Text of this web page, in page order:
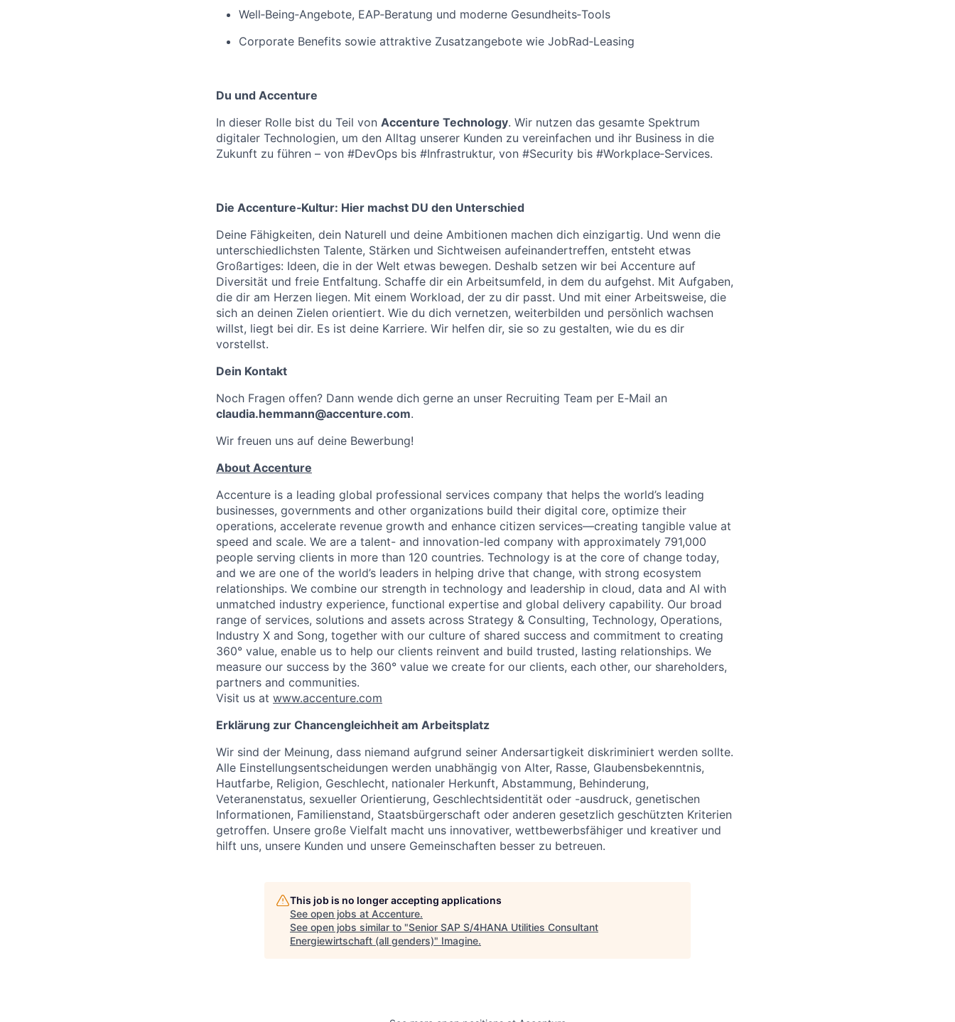
Well‑Being‑Angebote, EAP‑Beratung und moderne Gesundheits‑Tools
Corporate Benefits sowie attraktive Zusatzangebote wie JobRad‑Leasing
Du und Accenture
In dieser Rolle bist du Teil von Accenture Technology. Wir nutzen das gesamte Spektrum
digitaler Technologien, um den Alltag unserer Kunden zu vereinfachen und ihr Business in die
Zukunft zu führen – von #DevOps bis #Infrastruktur, von #Security bis #Workplace‑Services.
Die Accenture‑Kultur: Hier machst DU den Unterschied
Deine Fähigkeiten, dein Naturell und deine Ambitionen machen dich einzigartig. Und wenn die
unterschiedlichsten Talente, Stärken und Sichtweisen aufeinandertreffen, entsteht etwas
Großartiges: Ideen, die in der Welt etwas bewegen. Deshalb setzen wir bei Accenture auf
Diversität und freie Entfaltung. Schaffe dir ein Arbeitsumfeld, in dem du aufgehst. Mit Aufgaben,
die dir am Herzen liegen. Mit einem Workload, der zu dir passt. Und mit einer Arbeitsweise, die
sich an deinen Zielen orientiert. Wie du dich vernetzen, weiterbilden und persönlich wachsen
willst, liegt bei dir. Es ist deine Karriere. Wir helfen dir, sie so zu gestalten, wie du es dir
vorstellst.
Dein Kontakt
Noch Fragen offen? Dann wende dich gerne an unser Recruiting Team per E‑Mail an
claudia.hemmann@accenture.com.
Wir freuen uns auf deine Bewerbung!
About Accenture
Accenture is a leading global professional services company that helps the world’s leading
businesses, governments and other organizations build their digital core, optimize their
operations, accelerate revenue growth and enhance citizen services—creating tangible value at
speed and scale. We are a talent- and innovation-led company with approximately 791,000
people serving clients in more than 120 countries. Technology is at the core of change today,
and we are one of the world’s leaders in helping drive that change, with strong ecosystem
relationships. We combine our strength in technology and leadership in cloud, data and AI with
unmatched industry experience, functional expertise and global delivery capability. Our broad
range of services, solutions and assets across Strategy & Consulting, Technology, Operations,
Industry X and Song, together with our culture of shared success and commitment to creating
360° value, enable us to help our clients reinvent and build trusted, lasting relationships. We
measure our success by the 360° value we create for our clients, each other, our shareholders,
partners and communities.
Visit us at www.accenture.com
Erklärung zur Chancengleichheit am Arbeitsplatz
Wir sind der Meinung, dass niemand aufgrund seiner Andersartigkeit diskriminiert werden sollte.
Alle Einstellungsentscheidungen werden unabhängig von Alter, Rasse, Glaubensbekenntnis,
Hautfarbe, Religion, Geschlecht, nationaler Herkunft, Abstammung, Behinderung,
Veteranenstatus, sexueller Orientierung, Geschlechtsidentität oder -ausdruck, genetischen
Informationen, Familienstand, Staatsbürgerschaft oder anderen gesetzlich geschützten Kriterien
getroffen. Unsere große Vielfalt macht uns innovativer, wettbewerbsfähiger und kreativer und
hilft uns, unsere Kunden und unsere Gemeinschaften besser zu betreuen.
This job is no longer accepting applications
See open jobs at Accenture.
See open jobs similar to "Senior SAP S/4HANA Utilities Consultant
Energiewirtschaft (all genders)" Imagine.